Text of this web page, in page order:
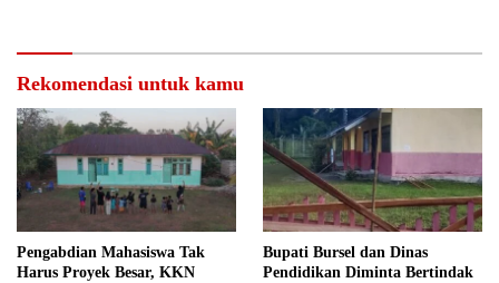
Rekomendasi untuk kamu
Pengabdian Mahasiswa Tak
Harus Proyek Besar, KKN
Bupati Bursel dan Dinas
Pendidikan Diminta Bertindak